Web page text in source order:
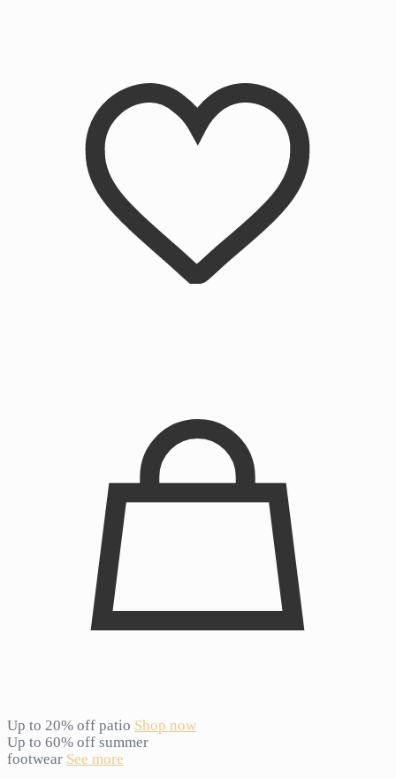
Up to 20% off patio Shop now
Up to 60% off summer
footwear See more